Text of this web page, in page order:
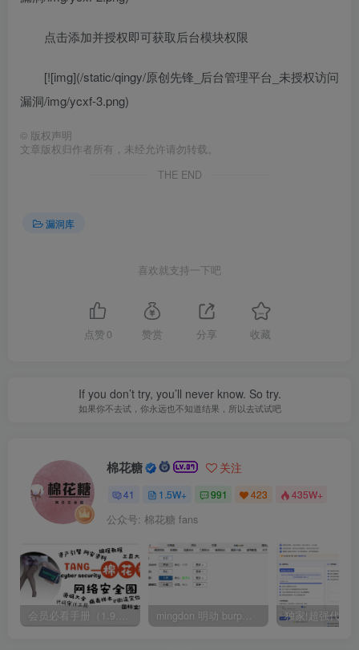
点击添加并授权即可获取后台模块权限
[![img](/static/qingy/原创先锋_后台管理平台_未授权访问
漏洞/img/ycxf-3.png)
© 版权声明
文章版权归作者所有，未经允许请勿转载。
THE END
漏洞库
喜欢就支持一下吧
点赞 0 赞赏 分享 收藏
If you don’t try, you’ll never know. So try.
如果你不去试，你永远也不知道结果，所以去试试吧
棉花糖 关注
41 1.5W+ 991 423 435W+
公众号: 棉花糖 fans
会员必看手册（1.9.0版本 26.4.5更新） mingdon 明动 burp插件0.2.6版本 本地时间校验去除版